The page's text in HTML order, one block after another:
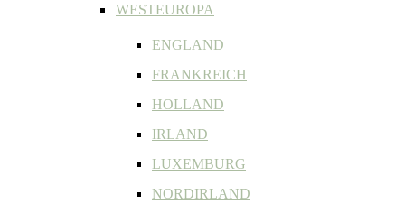
WESTEUROPA
ENGLAND
FRANKREICH
HOLLAND
IRLAND
LUXEMBURG
NORDIRLAND